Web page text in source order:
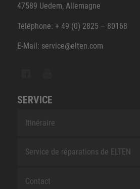
47589 Uedem, Allemagne
Téléphone: + 49 (0) 2825 – 80168
E-Mail: service@elten.com
SERVICE
Itinéraire
Service de réparations de ELTEN
Contact